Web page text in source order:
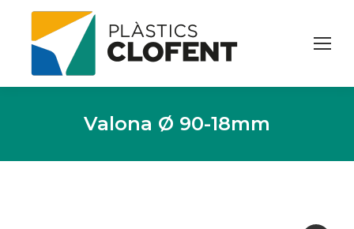
Valona Ø 90-18mm